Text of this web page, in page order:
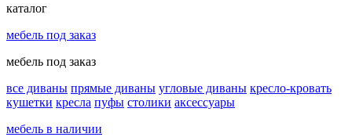
каталог
мебель под заказ
мебель под заказ
все диваны прямые диваны угловые диваны кресло-кровать
кушетки кресла пуфы столики аксессуары
мебель в наличии